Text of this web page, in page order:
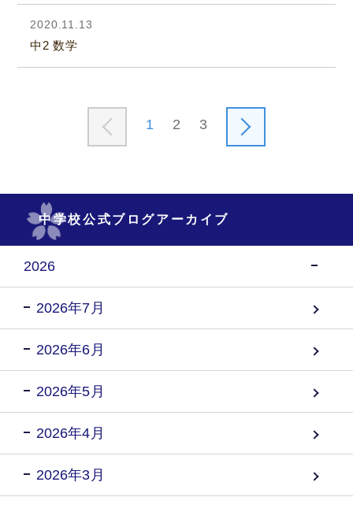
2020.11.13
中2 数学
1 2 3
中学校公式ブログアーカイブ
2026
2026年7月
2026年6月
2026年5月
2026年4月
2026年3月